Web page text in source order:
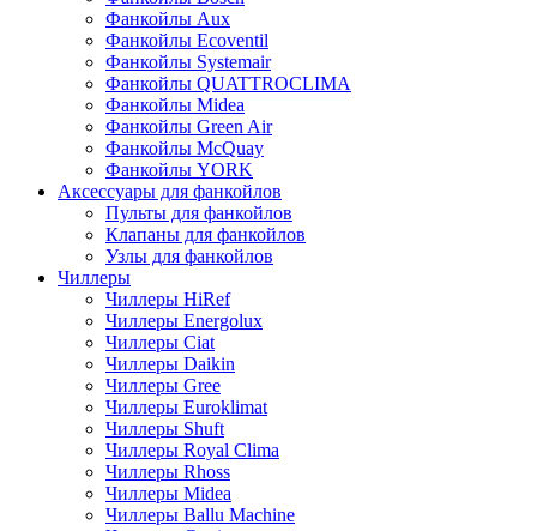
Фанкойлы Aux
Фанкойлы Ecoventil
Фанкойлы Systemair
Фанкойлы QUATTROCLIMA
Фанкойлы Midea
Фанкойлы Green Air
Фанкойлы McQuay
Фанкойлы YORK
Аксессуары для фанкойлов
Пульты для фанкойлов
Клапаны для фанкойлов
Узлы для фанкойлов
Чиллеры
Чиллеры HiRef
Чиллеры Energolux
Чиллеры Ciat
Чиллеры Daikin
Чиллеры Gree
Чиллеры Euroklimat
Чиллеры Shuft
Чиллеры Royal Clima
Чиллеры Rhoss
Чиллеры Midea
Чиллеры Ballu Machine